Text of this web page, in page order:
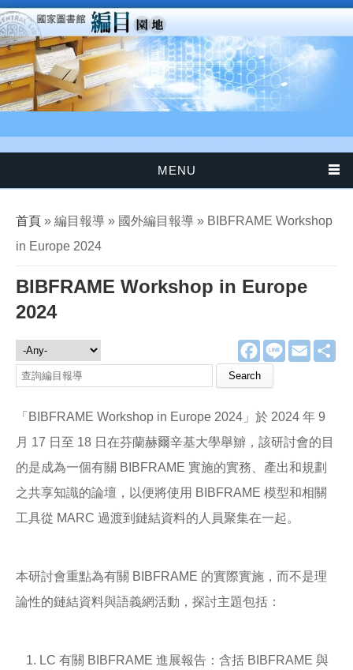
移至主內容
MENU
您在這裡
首頁 » 編目報導 » 國外編目報導 » BIBFRAME Workshop
in Europe 2024
BIBFRAME Workshop in Europe
2024
F
a
e
o
o
k
L
E
m
編目報導
「BIBFRAME Workshop in Europe 2024」於 2024 年 9
月 17 日至 18 日在芬蘭赫爾辛基大學舉辧，該研討會的目
的是成為一個有關 BIBFRAME 實施的實務、產出和規劃
之共享知識的論壇，以便將使用 BIBFRAME 模型和相關
工具從 MARC 過渡到鏈結資料的人員聚集在一起。
本研討會重點為有關 BIBFRAME 的實際實施，而不是理
論性的鏈結資料與語義網活動，探討主題包括：
LC 有關 BIBFRAME 進展報告：含括 BIBFRAME 與